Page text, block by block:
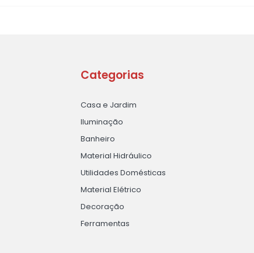
Categorias
Casa e Jardim
Iluminação
Banheiro
Material Hidráulico
Utilidades Domésticas
Material Elétrico
Decoração
Ferramentas